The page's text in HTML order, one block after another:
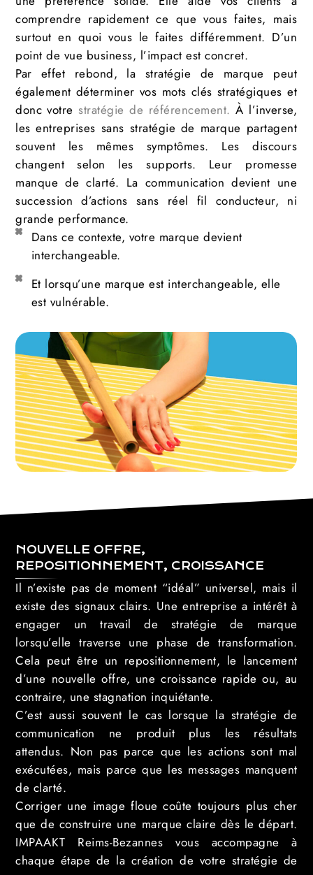
comprendre rapidement ce que vous faites, mais
surtout en quoi vous le faites différemment. D’un
point de vue business, l’impact est concret.
Par effet rebond, la stratégie de marque peut
également déterminer vos mots clés stratégiques et
donc votrestratégie de référencement. À l’inverse,
les entreprises sans stratégie de marque partagent
souvent les mêmes symptômes. Les discours
changent selon les supports. Leur promesse
manque de clarté. La communication devient une
succession d’actions sans réel fil conducteur, ni
grande performance.
Dans ce contexte, votre marque devient
interchangeable.
Et lorsqu’une marque est interchangeable, elle
est vulnérable.
NOUVELLE OFFRE,
REPOSITIONNEMENT, CROISSANCE
Il n’existe pas de moment “idéal” universel, mais il
existe des signaux clairs. Une entreprise a intérêt à
engager un travail de stratégie de marque
lorsqu’elle traverse une phase de transformation.
Cela peut être un repositionnement, le lancement
d’une nouvelle offre, une croissance rapide ou, au
contraire, une stagnation inquiétante.
C’est aussi souvent le cas lorsque la stratégie de
communication ne produit plus les résultats
attendus. Non pas parce que les actions sont mal
exécutées, mais parce que les messages manquent
de clarté.
Corriger une image floue coûte toujours plus cher
que de construire une marque claire dès le départ.
IMPAAKT Reims-Bezannes vous accompagne à
chaque étape de la création de votre stratégie de